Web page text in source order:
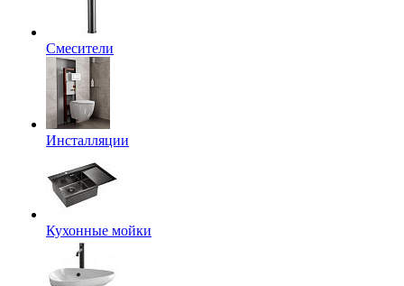
Смесители
Инсталляции
Кухонные мойки